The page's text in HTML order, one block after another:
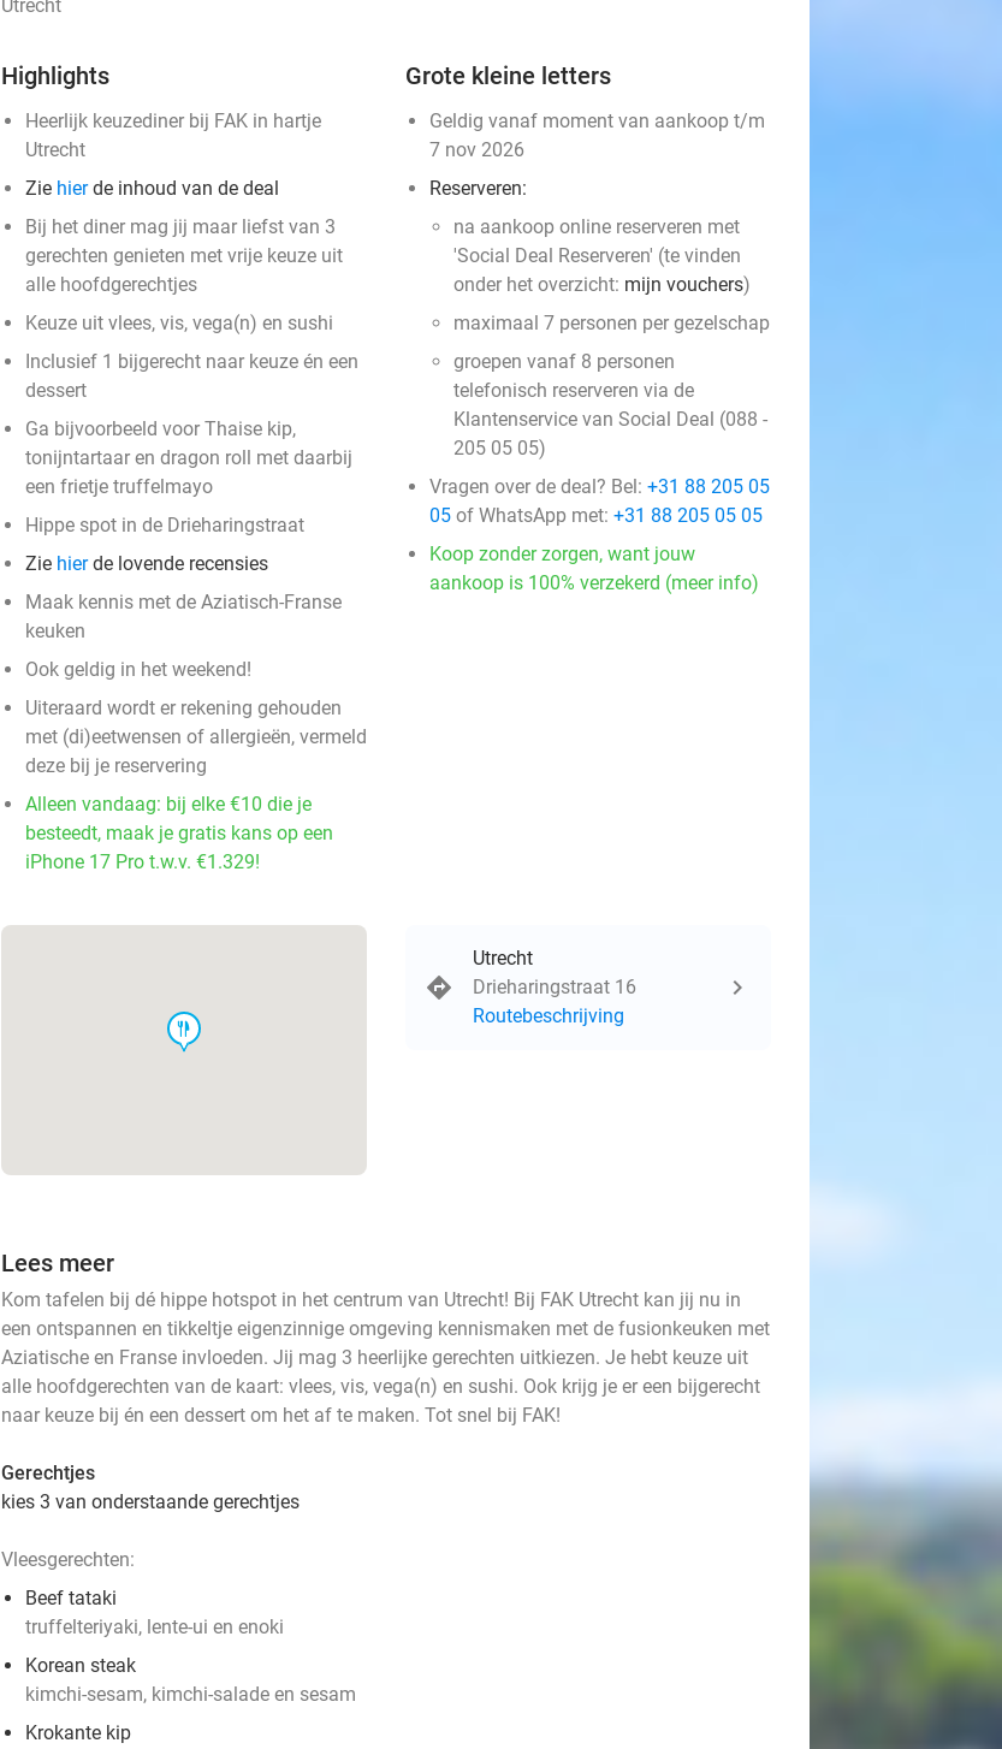
Utrecht
Highlights
Heerlijk keuzediner bij FAK in hartje
Utrecht
Zie hierde inhoud van de deal
Bij het diner mag jij maar liefst van 3
gerechten genieten met vrije keuze uit
alle hoofdgerechtjes
Keuze uit vlees, vis, vega(n) en sushi
Inclusief 1 bijgerecht naar keuze én een
dessert
Ga bijvoorbeeld voor Thaise kip,
tonijntartaar en dragon roll met daarbij
een frietje truffelmayo
Hippe spot in de Drieharingstraat
Zie hierde lovende recensies
Maak kennis met de Aziatisch-Franse
keuken
Ook geldig in het weekend!
Uiteraard wordt er rekening gehouden
met (di)eetwensen of allergieën, vermeld
deze bij je reservering
Alleen vandaag: bij elke €10 die je
besteedt, maak je gratis kans op een
iPhone 17 Pro t.w.v. €1.329!
Grote kleine letters
Geldig vanaf moment van aankoop t/m
7 nov 2026
Reserveren:
na aankoop online reserveren met
'Social Deal Reserveren' (te vinden
onder het overzicht: mijn vouchers)
maximaal 7 personen per gezelschap
groepen vanaf 8 personen
telefonisch reserveren via de
Klantenservice van Social Deal (088 -
205 05 05)
Vragen over de deal? Bel: +31 88 205 05
05 of WhatsApp met: +31 88 205 05 05
Koop zonder zorgen, want jouw
aankoop is 100% verzekerd (meer info)
food
Utrecht
Drieharingstraat 16
Routebeschrijving
Lees meer
Kom tafelen bij dé hippe hotspot in het centrum van Utrecht! Bij FAK Utrecht kan jij nu in
een ontspannen en tikkeltje eigenzinnige omgeving kennismaken met de fusionkeuken met
Aziatische en Franse invloeden. Jij mag 3 heerlijke gerechten uitkiezen. Je hebt keuze uit
alle hoofdgerechten van de kaart: vlees, vis, vega(n) en sushi. Ook krijg je er een bijgerecht
naar keuze bij én een dessert om het af te maken. Tot snel bij FAK!
Gerechtjes
kies 3 van onderstaande gerechtjes
Vleesgerechten:
Beef tataki
truffelteriyaki, lente-ui en enoki
Korean steak
kimchi-sesam, kimchi-salade en sesam
Krokante kip